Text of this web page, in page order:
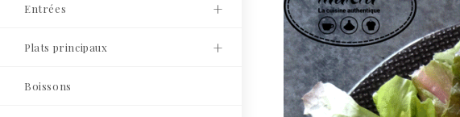
Entrées
Plats principaux
Boissons